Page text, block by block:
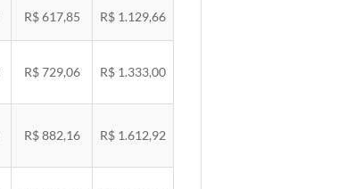
R$ 617,85 R$ 1.129,66
R$ 729,06 R$ 1.333,00
R$ 882,16 R$ 1.612,92